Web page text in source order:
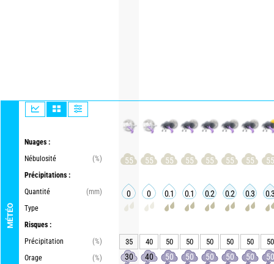
MÉTÉO
Nuages :
Nébulosité
(%)
Précipitations :
Quantité
(mm)
Type
Risques :
Précipitation
(%)
Orage
(%)
55 55 55 55 55 55 55 55
0 0 0.1 0.1 0.2 0.2 0.3
35 40 50 50 50 50 50 50
30 40 50 50 50 50 50 50